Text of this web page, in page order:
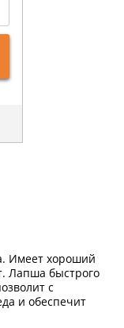
Имеет хороший
Лапша быстрого
с
и обеспечит